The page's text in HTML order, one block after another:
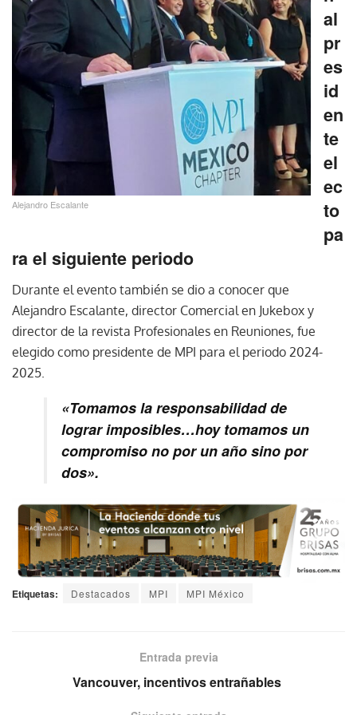
Alejandro Escalante
al
pr
es
id
en
te
el
ec
to
pa
ra el siguiente periodo
Durante el evento también se dio a conocer que
Alejandro Escalante, director Comercial en Jukebox y
director de la revista Profesionales en Reuniones, fue
elegido como presidente de MPI para el periodo 2024-
2025.
«Tomamos la responsabilidad de
lograr imposibles…hoy tomamos un
compromiso no por un año sino por
dos».
Etiquetas: Destacados MPI MPI México
Entrada previa
Vancouver, incentivos entrañables